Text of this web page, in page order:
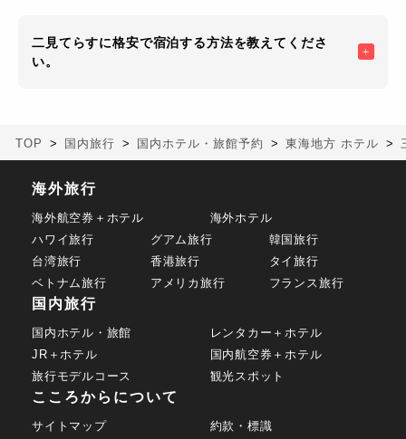
二見てらすに格安で宿泊する方法を教えてくださ
い。
TOP 国内旅行 国内ホテル・旅館予約 東海地方 ホテル
海外旅行
海外航空券＋ホテル
海外ホテル
ハワイ旅行
グアム旅行
韓国旅行
台湾旅行
香港旅行
タイ旅行
ベトナム旅行
アメリカ旅行 フランス旅行
国内旅行
国内ホテル・旅館
レンタカー＋ホテル
JR＋ホテル
国内航空券＋ホテル
旅行モデルコース
観光スポット
こころからについて
サイトマップ 約款・標識